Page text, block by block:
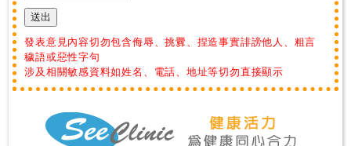
家
醫
院
中
發表意見內容切勿包含侮辱、挑釁、捏造事實誹謗他人、粗言
穢語或惡性字句
涉及相關敏感資料如姓名、電話、地址等切勿直接顯示